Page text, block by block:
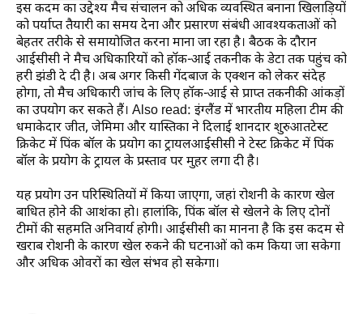
इस कदम का उद्देश्य मैच संचालन को अधिक व्यवस्थित बनाना खिलाड़ियों
को पर्याप्त तैयारी का समय देना और प्रसारण संबंधी आवश्यकताओं को
बेहतर तरीके से समायोजित करना माना जा रहा है। बैठक के दौरान
आईसीसी ने मैच अधिकारियों को हॉक-आई तकनीक के डेटा तक पहुंच को
हरी झंडी दे दी है। अब अगर किसी गेंदबाज के एक्शन को लेकर संदेह
होगा, तो मैच अधिकारी जांच के लिए हॉक-आई से प्राप्त तकनीकी आंकड़ों
का उपयोग कर सकते हैं। Also read: इंग्लैंड में भारतीय महिला टीम की
धमाकेदार जीत, जेमिमा और यास्तिका ने दिलाई शानदार शुरुआतटेस्ट
क्रिकेट में पिंक बॉल के प्रयोग का ट्रायलआईसीसी ने टेस्ट क्रिकेट में पिंक
बॉल के प्रयोग के ट्रायल के प्रस्ताव पर मुहर लगा दी है।
यह प्रयोग उन परिस्थितियों में किया जाएगा, जहां रोशनी के कारण खेल
बाधित होने की आशंका हो। हालांकि, पिंक बॉल से खेलने के लिए दोनों
टीमों की सहमति अनिवार्य होगी। आईसीसी का मानना है कि इस कदम से
खराब रोशनी के कारण खेल रुकने की घटनाओं को कम किया जा सकेगा
और अधिक ओवरों का खेल संभव हो सकेगा।